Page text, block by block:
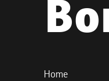
Home